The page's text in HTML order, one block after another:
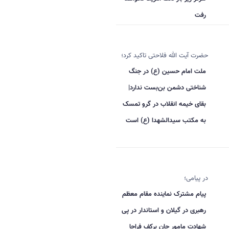
رفت
حضرت آیت الله فلاحتی تاکید کرد؛
ملت امام حسین (ع) در جنگ
شناختی دشمن بن‌بست ندارد|
بقای خیمه انقلاب در گرو تمسک
به مکتب سیدالشهدا (ع) است
در پیامی؛
پیام مشترک نماینده مقام معظم
رهبری در گیلان و استاندار در پی
شهادت مامور جان برکف فراجا